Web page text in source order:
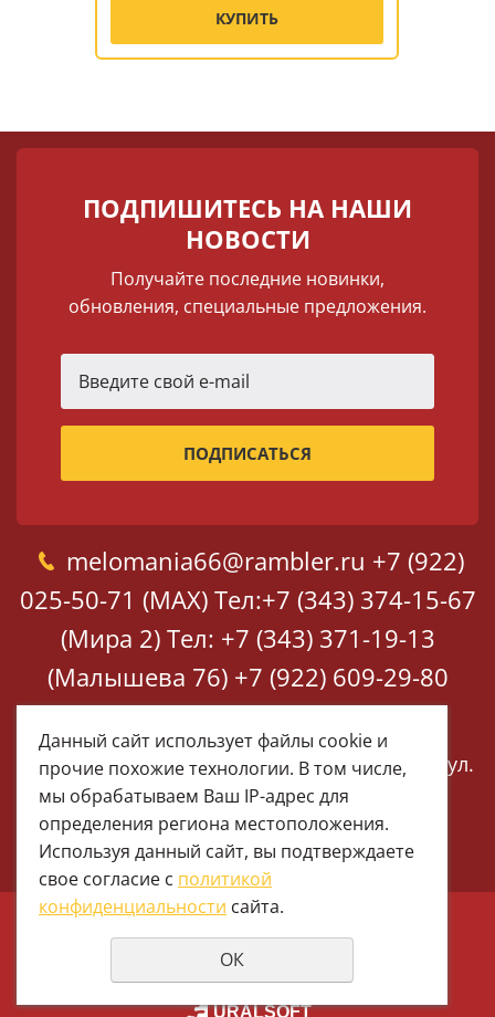
КУПИТЬ
ПОДПИШИТЕСЬ НА НАШИ
НОВОСТИ
Получайте последние новинки,
обновления, специальные предложения.
melomania66@rambler.ru +7 (922)
025-50-71 (MAX) Тел:+7 (343) 374-15-67
(Мира 2) Тел: +7 (343) 371-19-13
(Малышева 76) +7 (922) 609-29-80
(MAX)
Екатеринбург, ул. Мира 2
Екатеринбург, ул.
Малышева 76
© 1997 - 2026 Меломания
Политика конфиденциальности
URALSOFT
Данный сайт использует файлы cookie и
прочие похожие технологии. В том числе,
мы обрабатываем Ваш IP-адрес для
определения региона местоположения.
Используя данный сайт, вы подтверждаете
свое согласие с политикой
конфиденциальности сайта.
ОК